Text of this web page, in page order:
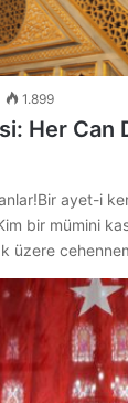
1.899
Her Can
ayet-i
bir mümini
üzere